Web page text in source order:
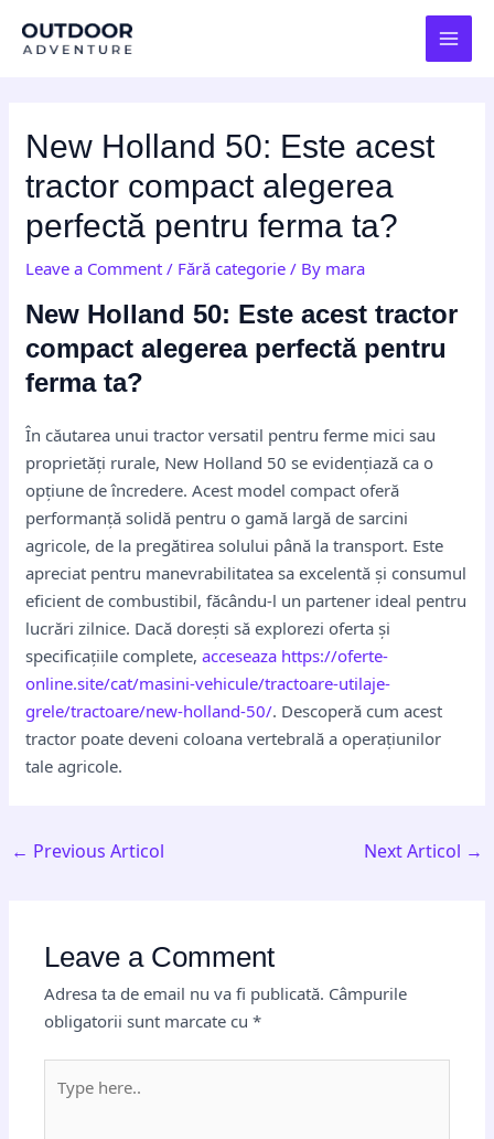
New Holland 50: Este acest
tractor compact alegerea
perfectă pentru ferma ta?
Leave a Comment / Fără categorie / By mara
New Holland 50: Este acest tractor
compact alegerea perfectă pentru
ferma ta?
În căutarea unui tractor versatil pentru ferme mici sau
proprietăți rurale, New Holland 50 se evidențiază ca o
opțiune de încredere. Acest model compact oferă
performanță solidă pentru o gamă largă de sarcini
agricole, de la pregătirea solului până la transport. Este
apreciat pentru manevrabilitatea sa excelentă și consumul
eficient de combustibil, făcându-l un partener ideal pentru
lucrări zilnice. Dacă dorești să explorezi oferta și
specificațiile complete,acceseaza https://oferte-
online.site/cat/masini-vehicule/tractoare-utilaje-
grele/tractoare/new-holland-50/. Descoperă cum acest
tractor poate deveni coloana vertebrală a operațiunilor
tale agricole.
navigation
← Previous Articol Next Articol →
Leave a Comment
Adresa ta de email nu va fi publicată. Câmpurile
obligatorii sunt marcate cu*
here..